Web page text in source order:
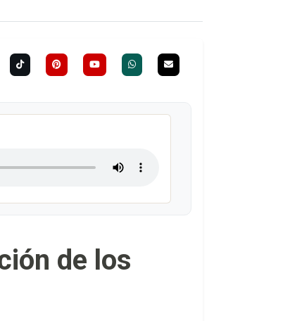
de los